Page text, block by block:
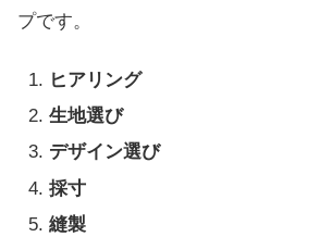
プです。
ヒアリング
生地選び
デザイン選び
採寸
縫製